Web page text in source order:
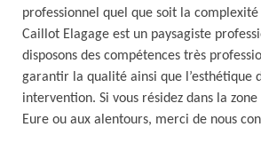
professionnel quel que soit la
Caillot Elagage est un paysagiste
disposons des compétences très
garantir la qualité ainsi que l’esthétique
intervention. Si vous résidez dans la zone
Eure ou aux alentours, merci de nous